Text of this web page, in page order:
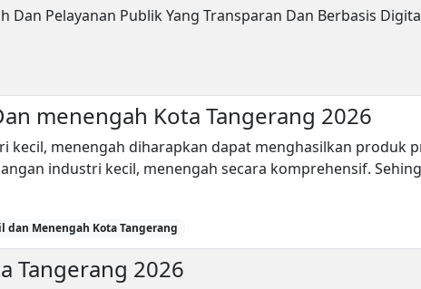
Pelayanan Publik Yang Transparan Dan Berbasis
menengah Kota Tangerang 2026
kecil, menengah diharapkan dapat menghasilkan produk
industri kecil, menengah secara komprehensif.
dan Menengah Kota Tangerang
Tangerang 2026